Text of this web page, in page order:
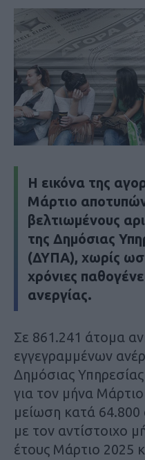
Η εικόνα της
Μάρτιο
βελτιωμένους
της Δημόσιας
(ΔΥΠΑ), χωρίς
χρόνιες
ανεργίας.
Σε 861.241 άτομα
εγγεγραμμένων
Δημόσιας
για τον μήνα
μείωση κατά
με τον αντίστοιχο
έτους Μάρτιο 2025